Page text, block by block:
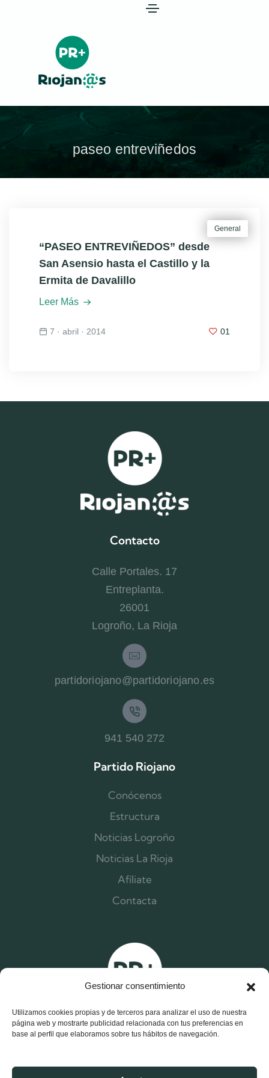
Gestionar consentimiento
Utilizamos cookies propias y de terceros para analizar el uso de nuestra
página web y mostrarte publicidad relacionada con tus preferencias en
base al perfil que elaboramos sobre tus hábitos de navegación.
paseo entreviñedos
General
“PASEO ENTREVIÑEDOS” desde
San Asensio hasta el Castillo y la
Ermita de Davalillo
Leer Más
7 · abril · 2014 01
Contacto
Calle Portales. 17
Entreplanta.
26001
Logroño, La Rioja
partidoriojano@partidoriojano.es
941 540 272
Partido Riojano
Conócenos
Estructura
Noticias Logroño
Noticias La Rioja
Afíliate
Contacta